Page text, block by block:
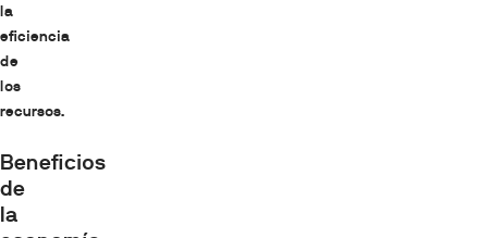
la
eficiencia
de
los
recursos.
Beneficios
de
la